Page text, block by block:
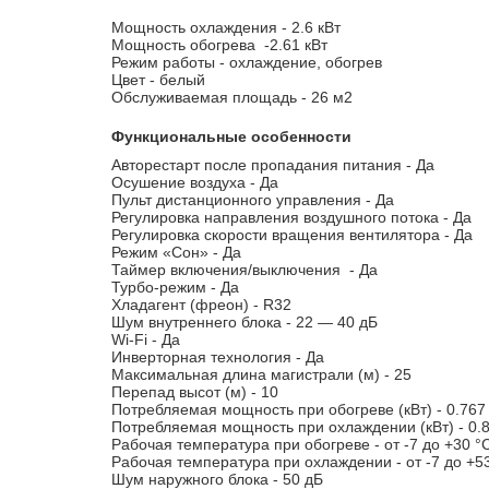
Мощность охлаждения - 2.6 кВт
Мощность обогрева -2.61 кВт
Режим работы - охлаждение, обогрев
Цвет - белый
Обслуживаемая площадь - 26 м2
Функциональные особенности
Авторестарт после пропадания питания - Да
Осушение воздуха - Да
Пульт дистанционного управления - Да
Регулировка направления воздушного потока - Да
Регулировка скорости вращения вентилятора - Да
Режим «Сон» - Да
Таймер включения/выключения - Да
Турбо-режим - Да
Хладагент (фреон) - R32
Шум внутреннего блока - 22 — 40 дБ
Wi-Fi - Да
Инверторная технология - Да
Максимальная длина магистрали (м) - 25
Перепад высот (м) - 10
Потребляемая мощность при обогреве (кВт) - 0.767
Потребляемая мощность при охлаждении (кВт) -
Рабочая температура при обогреве - от -7 до +30
Рабочая температура при охлаждении - от -7 до
Шум наружного блока - 50 дБ